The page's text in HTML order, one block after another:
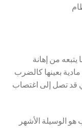
من إهانة
بعينها كالضرب
قد تصل إلى اغتصاب
هو الوسيلة الأشهر